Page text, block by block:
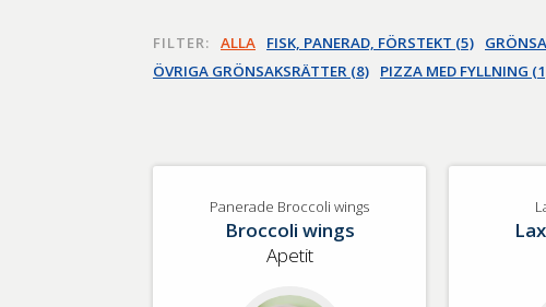
FILTER: ALLA FISK, PANERAD, FÖRSTEKT (5)
ÖVRIGA GRÖNSAKSRÄTTER (8)
PIZZA MED FYLLNING
Panerade Broccoli wings
Broccoli wings
Apetit